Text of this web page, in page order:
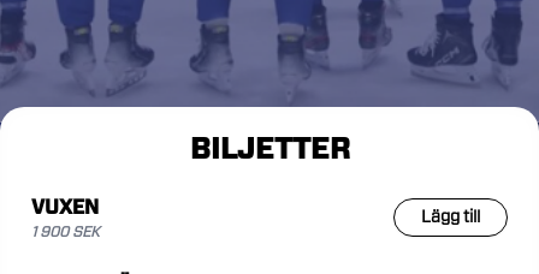
BILJETTER
VUXEN
1 900 SEK
Lägg till